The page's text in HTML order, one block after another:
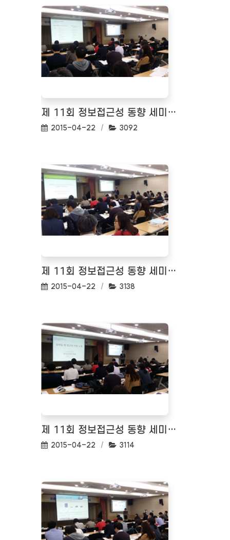
제 11회 정보접근성 동향 세미나(금융사례로 바라보는 모바일 접근성)
작성일:
2015-04-22 조회수:
3092
제 11회 정보접근성 동향 세미나(금융사례로 바라보는 모바일 접근성)
작성일:
2015-04-22 조회수:
3138
제 11회 정보접근성 동향 세미나(금융사례로 바라보는 모바일 접근성)
작성일:
2015-04-22 조회수:
3114